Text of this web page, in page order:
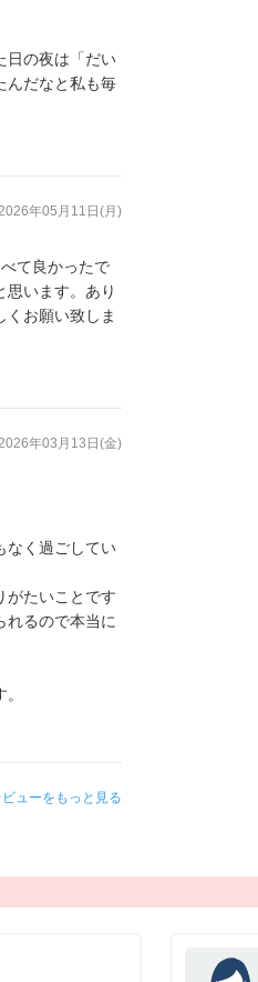
日の夜は「だい
んだなと私も毎
年05月11日(月)
て良かったで
います。あり
お願い致しま
年03月13日(金)
なく過ごしてい
がたいことです
れるので本当に
ビューをもっと見る